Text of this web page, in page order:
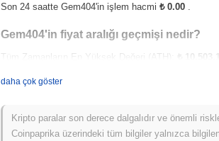
Son 24 saatte Gem404'in işlem hacmi ₺ 0.00 .
Gem404'in fiyat aralığı geçmişi nedir?
Tüm Zamanların En Yüksek Değeri (ATH):
₺ 10,503.11
Gem404, daha geniş kripto piyasasıyla
daha çok göster
Kripto paralar son derece dalgalıdır ve önemli
Coinpaprika üzerindeki tüm bilgiler yalnızca